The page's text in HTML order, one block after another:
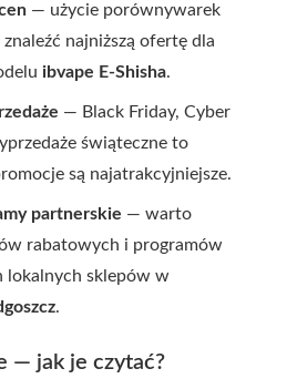
— użycie porównywarek
najniższą ofertę dla
ibvape E-Shisha.
— Black Friday, Cyber
świąteczne to
są najatrakcyjniejsze.
partnerskie — warto
rabatowych i programów
lokalnych sklepów w
.
— jak je czytać?